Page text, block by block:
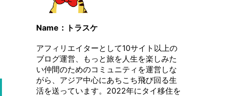
Name：トラスケ
アフィリエイターとして10サイト以上の
ブログ運営、もっと旅を人生を楽しみた
い仲間のためのコミュニティを運営しな
がら、アジア中心にあちこち飛び回る生
活を送っています。2022年にタイ移住を